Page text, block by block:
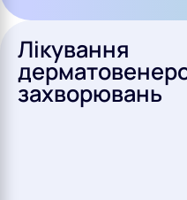
Лікування
захворювань